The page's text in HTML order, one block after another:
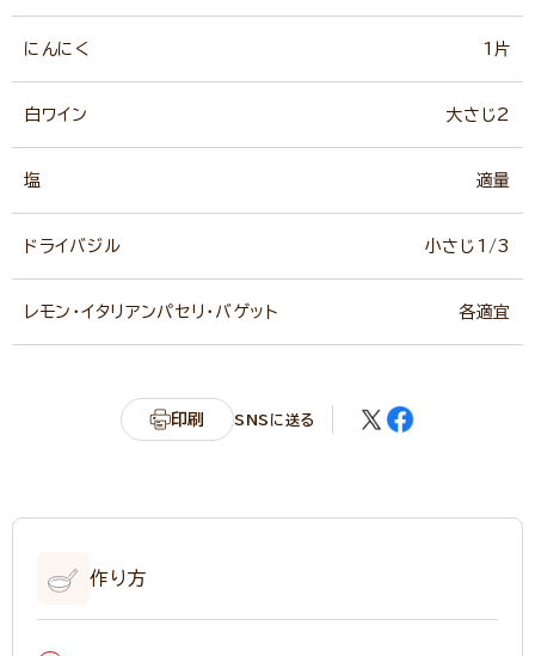
にんにく 1片
白ワイン 大さじ2
塩 適量
ドライバジル 小さじ1/3
レモン・イタリアンパセリ・バゲット 各適宜
印刷 SNSに送る
作り方